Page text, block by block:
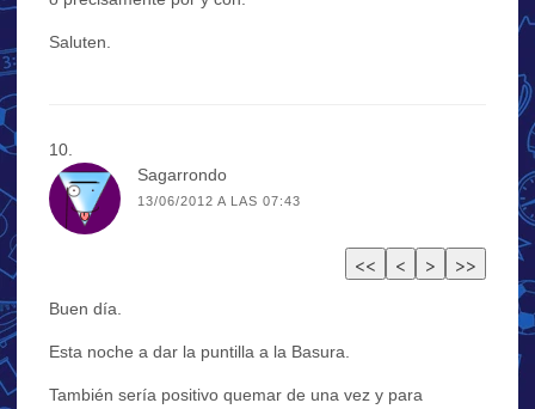
Saluten.
Sagarrondo
13/06/2012 A LAS 07:43
Buen día.
Esta noche a dar la puntilla a la Basura.
También sería positivo quemar de una vez y para